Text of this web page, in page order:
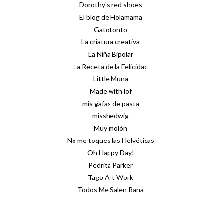
Dorothy's red shoes
El blog de Holamama
Gatotonto
La criatura creativa
La Niña Bipolar
La Receta de la Felicidad
Little Muna
Made with lof
mis gafas de pasta
misshedwig
Muy molón
No me toques las Helvéticas
Oh Happy Day!
Pedrita Parker
Tago Art Work
Todos Me Salen Rana